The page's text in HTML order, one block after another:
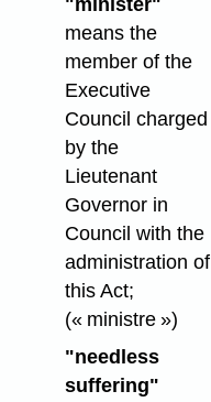
means the
member of the
Executive
Council charged
by the
Lieutenant
Governor in
Council with the
administration of
this Act;
(« ministre »)
"needless
suffering"